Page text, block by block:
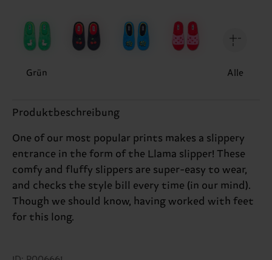
Grün Alle
Produktbeschreibung
One of our most popular prints makes a slippery
entrance in the form of the Llama slipper! These
comfy and fluffy slippers are super-easy to wear,
and checks the style bill every time (in our mind).
Though we should know, having worked with feet
for this long.